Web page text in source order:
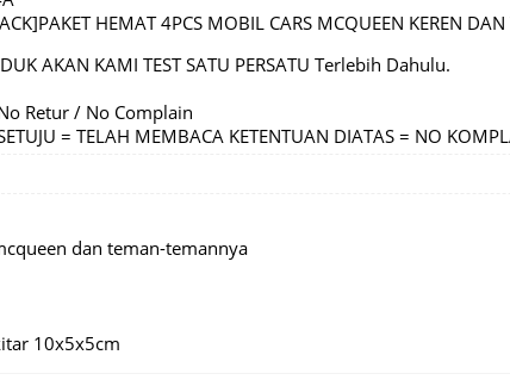
HEMAT 4PCS MOBIL CARS MCQUEEN KEREN
AKAN KAMI TEST SATU PERSATU Terlebih Dahulu.
Retur / No Complain
= TELAH MEMBACA KETENTUAN DIATAS = NO
dan teman-temannya
10x5x5cm